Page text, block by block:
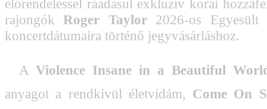
előrendeléssel ráadásul exkluzív korai
rajongókRoger Taylor2026-os Egyesült
koncertdátumaira történő jegyvásárláshoz.
A  Violence Insane in a Beautiful
anyagot a rendkívül életvidám,  Come On